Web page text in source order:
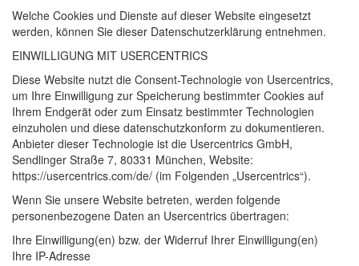
Welche Cookies und Dienste auf dieser Website eingesetzt
werden, können Sie dieser Datenschutzerklärung entnehmen.
EINWILLIGUNG MIT USERCENTRICS
Diese Website nutzt die Consent-Technologie von Usercentrics,
um Ihre Einwilligung zur Speicherung bestimmter Cookies auf
Ihrem Endgerät oder zum Einsatz bestimmter Technologien
einzuholen und diese datenschutzkonform zu dokumentieren.
Anbieter dieser Technologie ist die Usercentrics GmbH,
Sendlinger Straße 7, 80331 München, Website:
https://usercentrics.com/de/ (im Folgenden „Usercentrics“).
Wenn Sie unsere Website betreten, werden folgende
personenbezogene Daten an Usercentrics übertragen:
Ihre Einwilligung(en) bzw. der Widerruf Ihrer Einwilligung(en)
Ihre IP-Adresse